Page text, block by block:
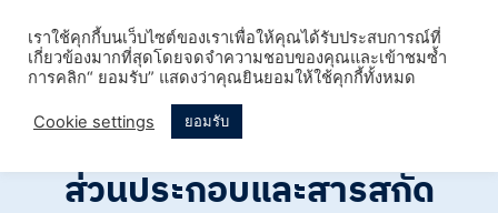
ส่วนประกอบและสารสกัด
เราใช้คุกกี้บนเว็บไซต์ของเราเพื่อให้คุณได้รับประสบการณ์ที่
เกี่ยวข้องมากที่สุดโดยจดจำความชอบของคุณและเข้าชมซ้ำ
การคลิก“ ยอมรับ” แสดงว่าคุณยินยอมให้ใช้คุกกี้ทั้งหมด
Cookie settings ยอมรับ